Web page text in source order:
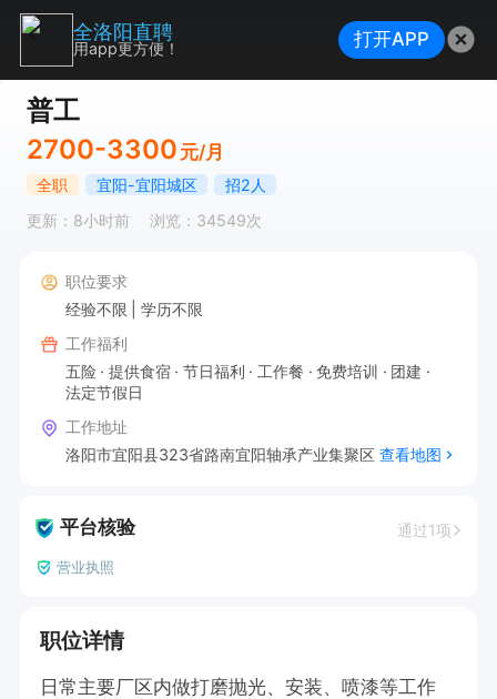
普工
2700-3300 元/月
全职 宜阳-宜阳城区
招2人
更新：8小时前
浏览：34549次
职位要求
经验不限
学历不限
工作福利
五险
提供食宿 节日福利 工作餐 免费培训
团建
法定节假日
工作地址
洛阳市宜阳县323省路南宜阳轴承产业集聚区 查看地图
平台核验 通过1项
营业执照
职位详情
日常主要厂区内做打磨抛光、安装、喷漆等工作
全洛阳直聘
用app更方便！ 打开APP